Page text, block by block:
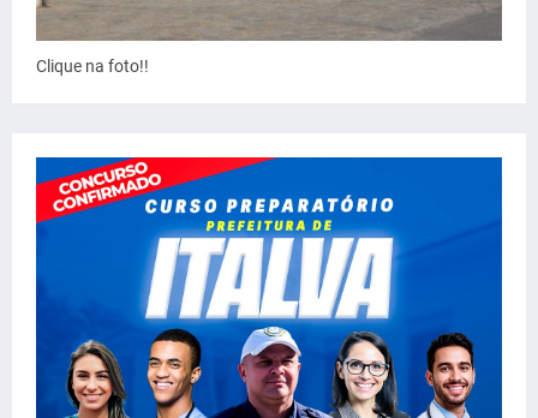
Clique na foto!!